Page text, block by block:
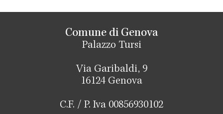
Comune di Genova
Palazzo Tursi
Via Garibaldi, 9
16124 Genova
C.F. / P. Iva 00856930102